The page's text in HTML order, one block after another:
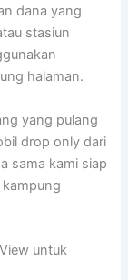
dana yang
stasiun
halaman.
yang pulang
drop only dari
sama kami siap
untuk